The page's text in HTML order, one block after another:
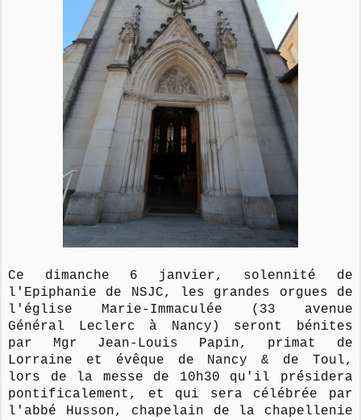
Ce dimanche 6 janvier, solennité de
l'Epiphanie de NSJC, les grandes orgues de
l'église Marie-Immaculée (33 avenue
Général Leclerc à Nancy) seront bénites
par Mgr Jean-Louis Papin, primat de
Lorraine et évêque de Nancy & de Toul,
lors de la messe de 10h30 qu'il présidera
pontificalement, et qui sera célébrée par
l'abbé Husson, chapelain de la chapellenie